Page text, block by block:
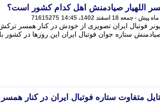
اللهیار صیادمنش اهل کدام کشور است؟
71615275
فوتبال ایران تصویری از خودش در کنار همسر
صیادمنش ستاره جوان فوتبال ایران این روزها در
متفاوت ستاره فوتبال ایران در کنار